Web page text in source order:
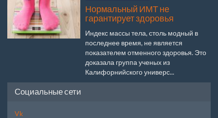
Нормальный ИМТ не
гарантирует здоровья
Индекс массы тела, столь модный в
последнее время, не является
показателем отменного здоровья. Это
доказала группа ученых из
Калифорнийского универс...
Социальные сети
Vk